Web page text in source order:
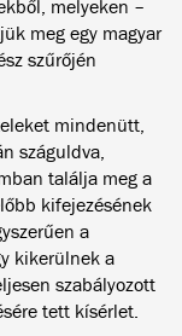
melyeken –
meg egy magyar
szűrőjén
mindenütt,
száguldva,
találja meg a
kifejezésének
a
kikerülnek a
szabályozott
tett kísérlet.